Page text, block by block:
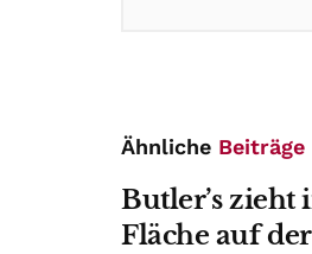
Ähnliche Beiträge
Butler’s
Fläche auf